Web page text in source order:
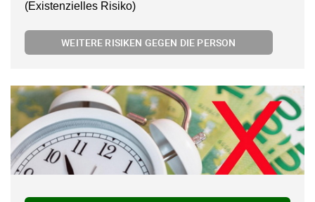
(Existenzielles Risiko)
WEITERE RISIKEN GEGEN DIE PERSON